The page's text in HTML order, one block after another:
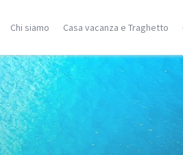
Chi siamo Casa vacanza e Traghetto
Corsica
Porto Vecchio
Moriani
Ghisonaccia
Isola Rossa
Isole
Zante
Samos
Creta